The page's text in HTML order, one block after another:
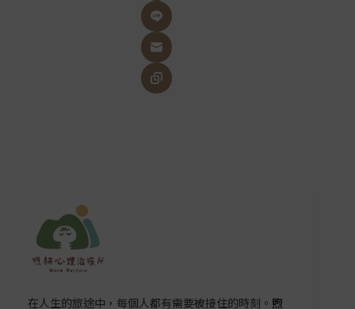
在人生的旅途中，每個人都有需要被接住的時刻。 煦